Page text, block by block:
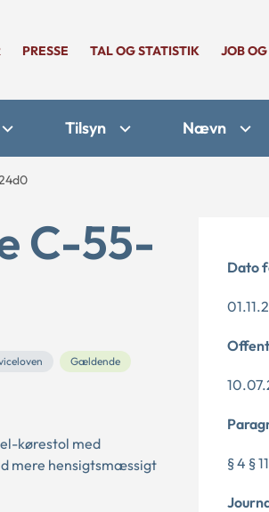
PRESSE TAL OG STATISTIK JOB
Tilsyn Nævn
C-55-
Gældende
kørestol med
mere hensigtsmæssigt
Dato
§ 4 §